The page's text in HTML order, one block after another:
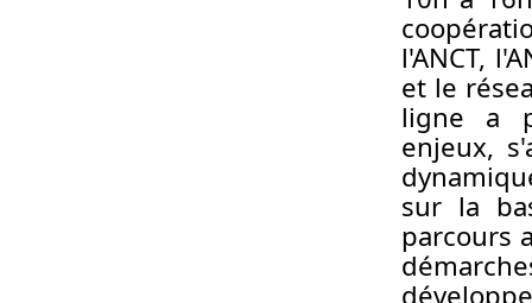
l'ANCT,
et le
ligne a
enjeux,
sur la
parcours